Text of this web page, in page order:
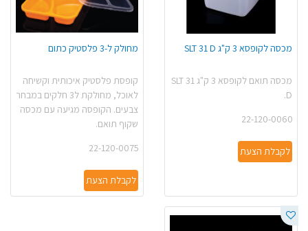
מכסה לקופסא 3 ק"ג SLT 31 D
מכסה תואם לקופסא 3 ק"ג SLT 31
D.
22-120-0060
לקבלת הצעת
מחולק ל-3 פלסטיק כתום
קופסת פלסטיק איכותית וקשיחה
לאוכל, מחולקת ל3 חלקים במבחר
צבעים. הקופסה מגיעה עם מכסה
שקוף תואם.
22-120-0075
לקבלת הצעת